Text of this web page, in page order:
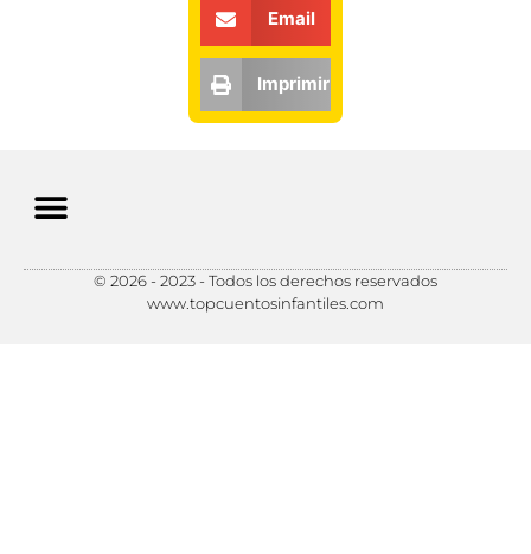
Email
Imprimir
© 2026 - 2023 - Todos los derechos reservados
www.topcuentosinfantiles.com